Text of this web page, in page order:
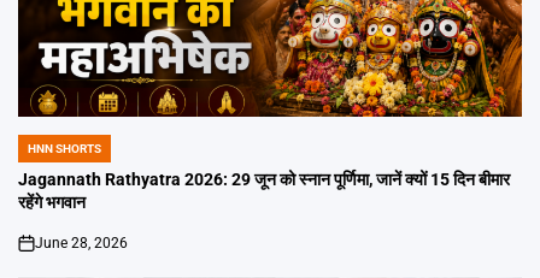
POSTED
IN
HNN SHORTS
Jagannath Rathyatra 2026: 29 जून को स्नान पूर्णिमा, जानें क्यों 15 दिन बीमार
रहेंगे भगवान
on
June 28, 2026